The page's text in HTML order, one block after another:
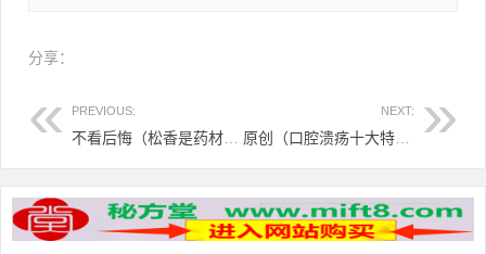
分享：
PREVIOUS: NEXT:
原创（口腔溃疡十大特效药）板蓝根能治口腔溃疡吗怎么吃，板蓝根治口腔溃疡2天可愈，